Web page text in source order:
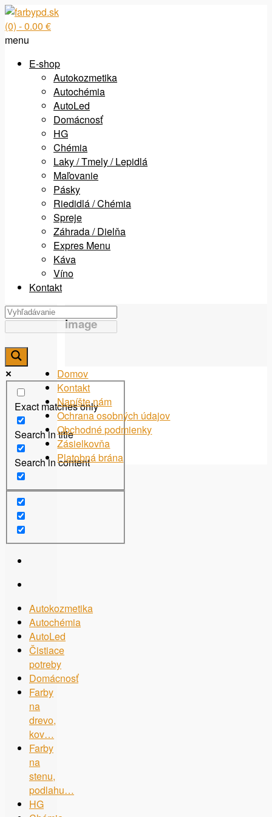
(0) - 0.00 €
menu
E-shop
Autokozmetika
Autochémia
AutoLed
Domácnosť
HG
Chémia
Laky / Tmely / Lepidlá
Maľovanie
Pásky
Riedidlá / Chémia
Spreje
Záhrada / Dielňa
Expres Menu
Káva
Víno
Kontakt
image
Exact matches only
Search in title
Search in content
Autokozmetika
Autochémia
AutoLed
Čistiace
potreby
Domácnosť
Farby
na
drevo,
kov…
Farby
na
stenu,
podlahu…
HG
Domov
Kontakt
Napíšte nám
Ochrana osobných údajov
Obchodné podmienky
Zásielkovňa
Platobná brána